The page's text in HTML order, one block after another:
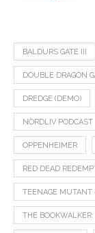
BALDURS GATE III
DOUBLE DRAGON
DREDGE (DEMO)
NÖRDLIV PODCAST
OPPENHEIMER
RED DEAD
TEENAGE
THE